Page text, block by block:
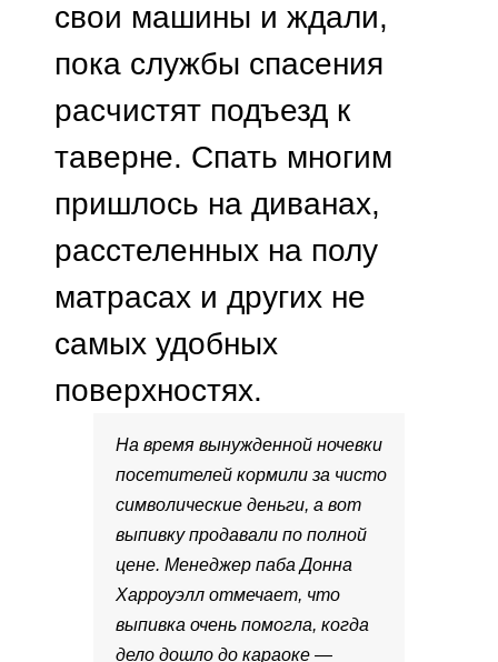
свои машины и ждали,
пока службы спасения
расчистят подъезд к
таверне. Спать многим
пришлось на диванах,
расстеленных на полу
матрасах и других не
самых удобных
поверхностях.
На время вынужденной ночевки
посетителей кормили за чисто
символические деньги, а вот
выпивку продавали по полной
цене. Менеджер паба Донна
Харроуэлл отмечает, что
выпивка очень помогла, когда
дело дошло до караоке —